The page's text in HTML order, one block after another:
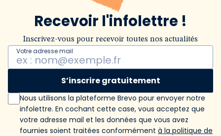
Recevoir l'infolettre !
Inscrivez-vous pour recevoir toutes nos actualités
Votre adresse mail
S’inscrire gratuitement
Nous utilisons la plateforme Brevo pour envoyer notre
infolettre. En cochant cette case, vous acceptez que
votre adresse mail et les données que vous avez
fournies soient traitées conformément à la politique de